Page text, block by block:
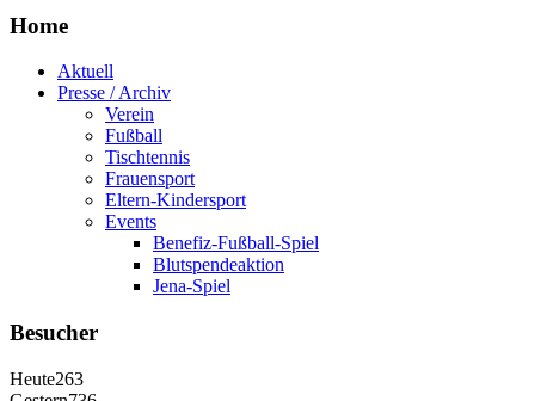
Home
Aktuell
Presse / Archiv
Verein
Fußball
Tischtennis
Frauensport
Eltern-Kindersport
Events
Benefiz-Fußball-Spiel
Blutspendeaktion
Jena-Spiel
Besucher
Heute263